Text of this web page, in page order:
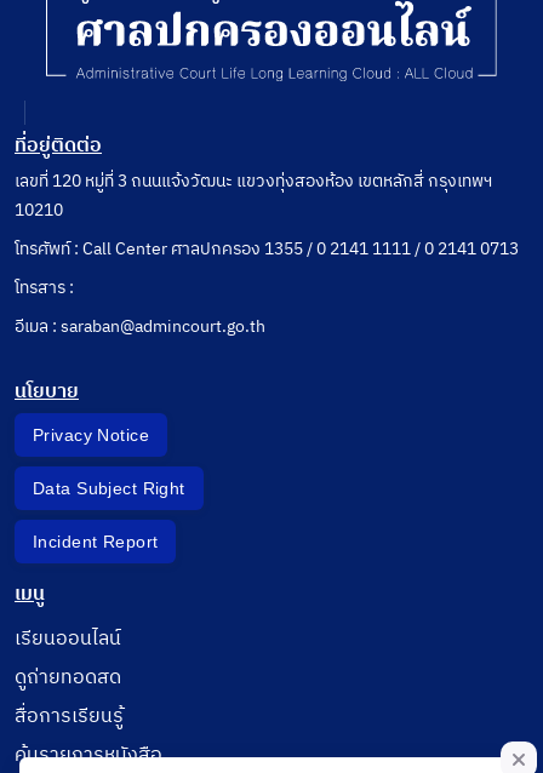
ที่อยู่ติดต่อ
เลขที่ 120 หมู่ที่ 3 ถนนแจ้งวัฒนะ แขวงทุ่งสองห้อง เขตหลักสี่ กรุงเทพฯ
10210
โทรศัพท์ : Call Center ศาลปกครอง 1355 / 0 2141 1111 / 0 2141 0713
โทรสาร :
อีเมล : saraban@admincourt.go.th
นโยบาย
Privacy Notice
Data Subject Right
Incident Report
เมนู
เรียนออนไลน์
ดูถ่ายทอดสด
สื่อการเรียนรู้
ค้นรายการหนังสือ